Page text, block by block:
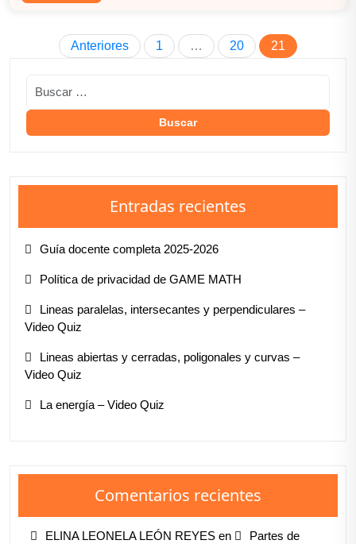
Anteriores 1 … 20 21
Entradas recientes
Guía docente completa 2025-2026
Política de privacidad de GAME MATH
Lineas paralelas, intersecantes y perpendiculares –
Video Quiz
Lineas abiertas y cerradas, poligonales y curvas –
Video Quiz
La energía – Video Quiz
Comentarios recientes
ELINA LEONELA LEÓN REYES en
Partes de